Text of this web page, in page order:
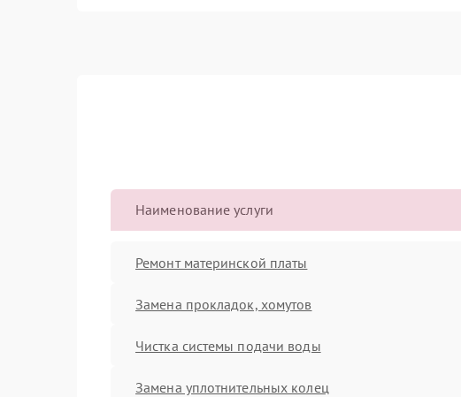
Наименование услуги
Ремонт материнской платы
Замена прокладок, хомутов
Чистка системы подачи воды
Замена уплотнительных колец